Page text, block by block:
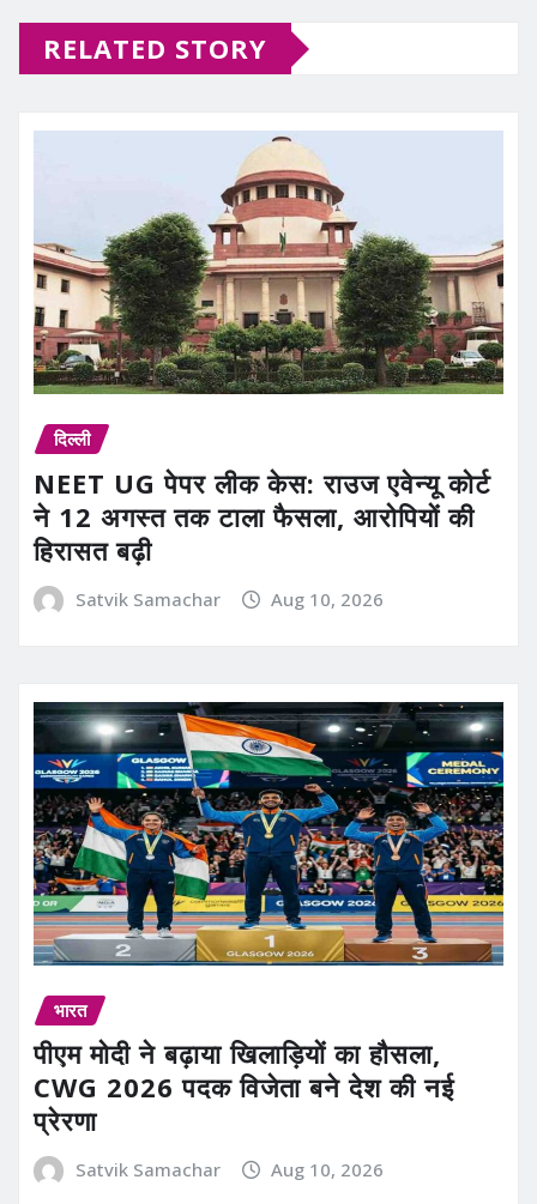
RELATED STORY
दिल्ली
NEET UG पेपर लीक केस: राउज एवेन्यू कोर्ट
ने 12 अगस्त तक टाला फैसला, आरोपियों की
हिरासत बढ़ी
Satvik Samachar Aug 10, 2026
भारत
पीएम मोदी ने बढ़ाया खिलाड़ियों का हौसला,
CWG 2026 पदक विजेता बने देश की नई
प्रेरणा
Satvik Samachar Aug 10, 2026